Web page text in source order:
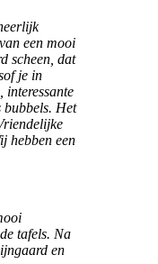
een mooi
scheen, dat
je in
bubbels. Het
hebben een
tafels. Na
en